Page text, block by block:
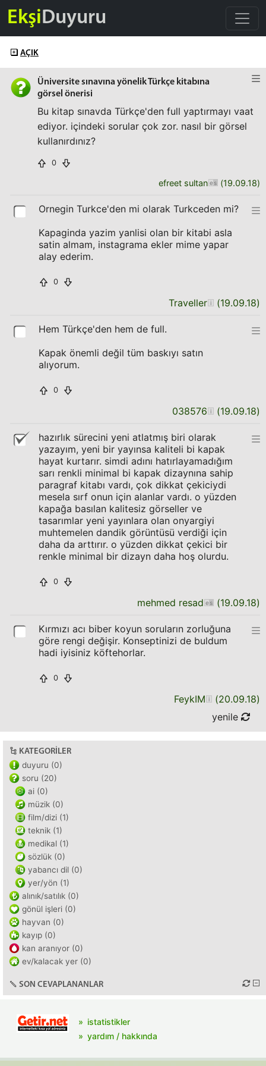
EkşiDuyuru
AÇIK
Üniversite sınavına yönelik Türkçe kitabına
görsel önerisi
Bu kitap sınavda Türkçe'den full yaptırmayı vaat
ediyor. içindeki sorular çok zor. nasıl bir görsel
kullanırdınız?
0
efreet sultan (19.09.18)
Ornegin Turkce'den mi olarak Turkceden mi?
Kapaginda yazim yanlisi olan bir kitabi asla
satin almam, instagrama ekler mime yapar
alay ederim.
0
Traveller (19.09.18)
Hem Türkçe'den hem de full.
Kapak önemli değil tüm baskıyı satın
alıyorum.
0
038576 (19.09.18)
hazırlık sürecini yeni atlatmış biri olarak
yazayım, yeni bir yayınsa kaliteli bi kapak
hayat kurtarır. simdi adını hatırlayamadığım
sarı renkli minimal bi kapak dizaynına sahip
paragraf kitabı vardı, çok dikkat çekiciydi
mesela sırf onun için alanlar vardı. o yüzden
kapağa basılan kalitesiz görseller ve
tasarımlar yeni yayınlara olan onyargiyi
muhtemelen dandik görüntüsü verdiği için
daha da arttırır. o yüzden dikkat çekici bir
renkle minimal bir dizayn daha hoş olurdu.
0
mehmed resad (19.09.18)
Kırmızı acı biber koyun soruların zorluğuna
göre rengi değişir. Konseptinizi de buldum
hadi iyisiniz köftehorlar.
0
FeykIM (20.09.18)
yenile
KATEGORILER
duyuru (0)
soru (20)
ai (0)
müzik (0)
film/dizi (1)
teknik (1)
medikal (1)
sözlük (0)
yabancı dil (0)
yer/yön (1)
alınık/satılık (0)
gönül işleri (0)
hayvan (0)
kayıp (0)
kan aranıyor (0)
ev/kalacak yer (0)
SON CEVAPLANANLAR
istatistikler
yardım / hakkında